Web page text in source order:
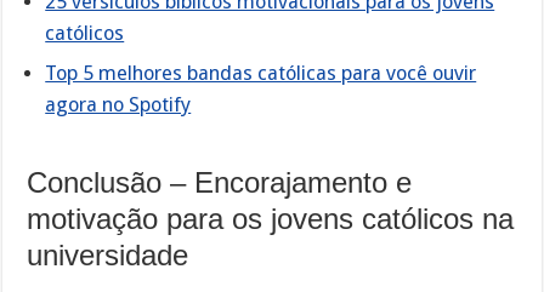
católicos
Top 5 melhores bandas católicas para você ouvir
agora no Spotify
Conclusão – Encorajamento e
motivação para os jovens católicos na
universidade